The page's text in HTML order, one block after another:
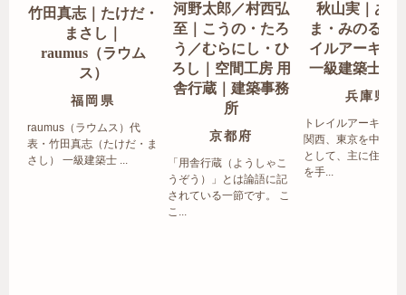
竹田真志｜たけだ・
まさし｜
raumus（ラウム
ス）
福岡県
raumus（ラウムス）代
表・竹田真志（たけだ・ま
さし） 一級建築士 ...
河野太郎／村西弘
至｜こうの・たろ
う／むらにし・ひ
ろし｜空間工房 用
舎行蔵｜建築事務
所
京都府
「用舎行蔵（ようしゃこ
うぞう）」とは論語に記
されている一節です。 こ
こ...
秋山実｜あき
ま・みのる｜
イルアーキテ
一級建築士事
兵庫県
トレイルアーキテク
関西、東京を中心エ
として、主に住宅の
を手...